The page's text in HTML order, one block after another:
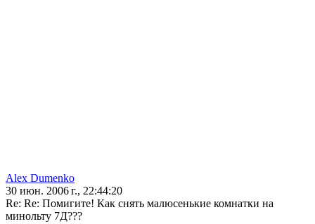
Alex Dumenko
30 июн. 2006 г., 22:44:20
Re: Re: Помигите! Как снять малюсенькие комнатки на
минольту 7Д???